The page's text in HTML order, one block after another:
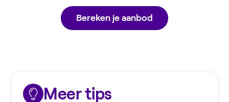
Bereken je aanbod
Meer tips